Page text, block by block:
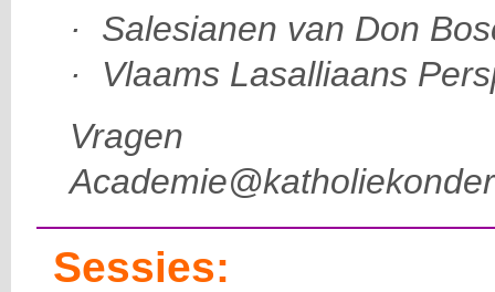
· Salesianen van Don
· Vlaams Lasalliaans
Vragen
Sessies: